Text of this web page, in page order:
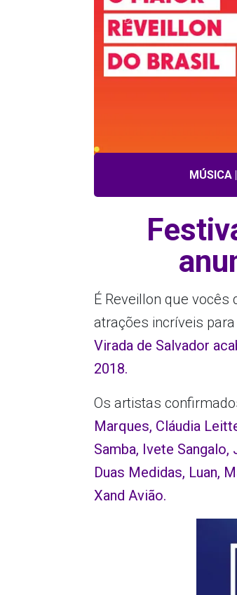
MÚSICA
É Reveillon que vocês
atrações incríveis
Virada de Salvador
2018.
Os artistas
Marques, Cláudia
Samba, Ivete
Duas Medidas, Luan,
Xand Avião.